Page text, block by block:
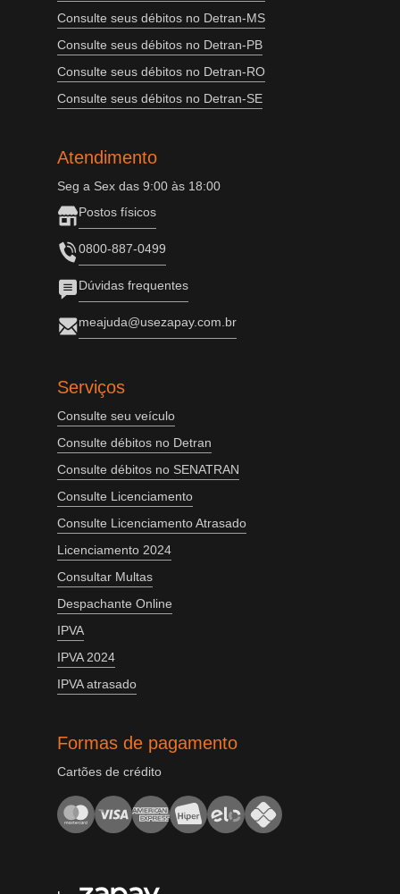
Consulte seus débitos no Detran-MS
Consulte seus débitos no Detran-PB
Consulte seus débitos no Detran-RO
Consulte seus débitos no Detran-SE
Atendimento
Seg a Sex das 9:00 às 18:00
Postos físicos
0800-887-0499
Dúvidas frequentes
meajuda@usezapay.com.br
Serviços
Consulte seu veículo
Consulte débitos no Detran
Consulte débitos no SENATRAN
Consulte Licenciamento
Consulte Licenciamento Atrasado
Licenciamento 2024
Consultar Multas
Despachante Online
IPVA
IPVA 2024
IPVA atrasado
Formas de pagamento
Cartões de crédito